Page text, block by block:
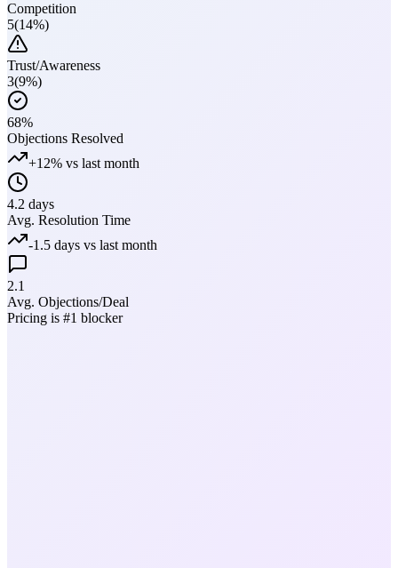
Competition
5(14%)
Trust/Awareness
3(9%)
68%
Objections Resolved
+12% vs last month
4.2 days
Avg. Resolution Time
-1.5 days vs last month
2.1
Avg. Objections/Deal
Pricing is #1 blocker